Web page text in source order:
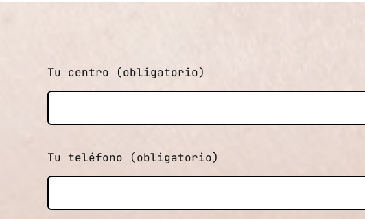
Tu centro (obligatorio)
Tu teléfono (obligatorio)